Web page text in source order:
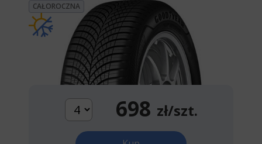
CAŁOROCZNA
698 zł/szt.